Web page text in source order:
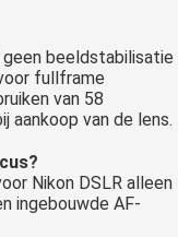
beeldstabilisatie
fullframe
van 58
aankoop van de lens.
Nikon DSLR alleen
ingebouwde AF-